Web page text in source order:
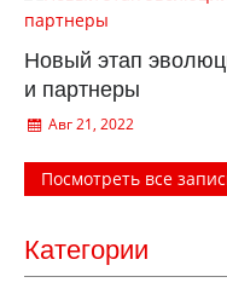
Новый этап
и партнеры
Авг 21, 2022
Посмотреть все
Категории